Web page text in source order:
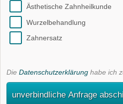
Ästhetische Zahnheilkunde
Wurzelbehandlung
Zahnersatz
Die Datenschutzerklärung habe ich
unverbindliche Anfrage